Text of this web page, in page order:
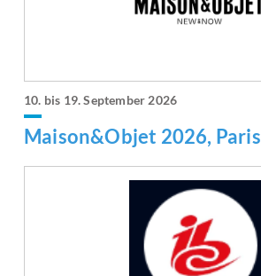
10. bis 19. September 2026
Maison&Objet 2026, Paris